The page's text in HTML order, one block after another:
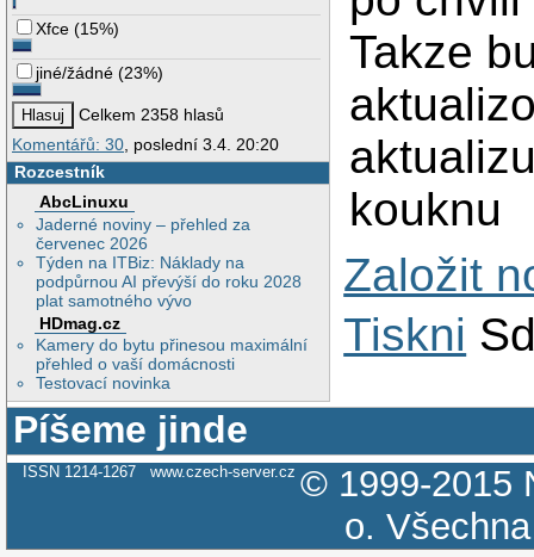
Xfce (15%)
jiné/žádné (23%)
Celkem 2358 hlasů
Komentářů: 30, poslední 3.4. 20:20
Rozcestník
AbcLinuxu
Jaderné noviny – přehled za
červenec 2026
Týden na ITBiz: Náklady na
podpůrnou AI převýší do roku 2028
plat samotného vývo
HDmag.cz
Kamery do bytu přinesou maximální
přehled o vaší domácnosti
Testovací novinka
Takze
kouknu
Založit
Tiskni
Píšeme jinde
ISSN 1214-1267 www.czech-server.cz © 1999-2015
o.